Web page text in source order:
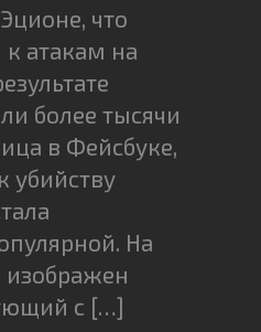
что
к атакам на
более тысячи
в Фейсбуке,
убийству
На
с […]